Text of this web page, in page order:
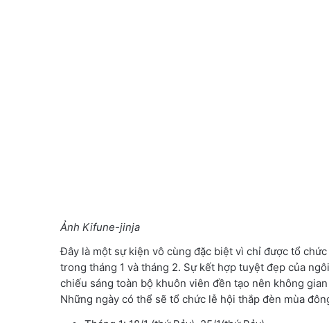
Ảnh Kifune-jinja
Đây là một sự kiện vô cùng đặc biệt vì chỉ được tổ
trong tháng 1 và tháng 2. Sự kết hợp tuyệt đẹp của
chiếu sáng toàn bộ khuôn viên đền tạo nên không
Những ngày có thể sẽ tổ chức lễ hội thắp đèn mùa